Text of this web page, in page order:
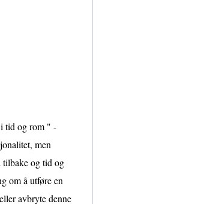
tid og rom " -
men
tilbake og tid og
om å utføre en
avbryte denne